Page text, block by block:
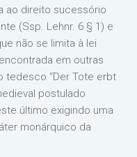
ao direito sucessório
(Ssp. Lehnr. 6 § 1) e
não se limita à lei
em outras
tedesco “Der Tote erbt
postulado
último exigindo uma
monárquico da